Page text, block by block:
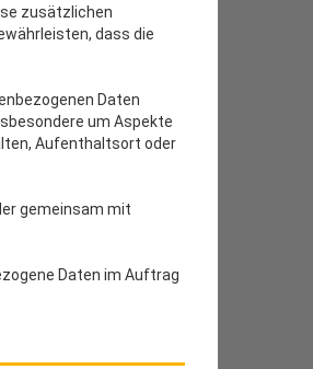
zusätzlichen
dass die
Daten
um Aspekte
Aufenthaltsort oder
gemeinsam mit
Daten im Auftrag